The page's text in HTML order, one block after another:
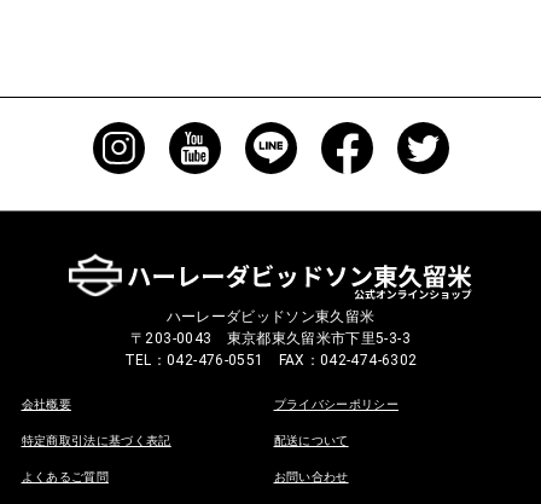
ハーレーダビッドソン東久留米
〒203-0043 東京都東久留米市下里5-3-3
TEL：042-476-0551 FAX：042-474-6302
会社概要 プライバシーポリシー
特定商取引法に基づく表記 配送について
よくあるご質問 お問い合わせ